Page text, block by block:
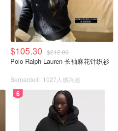
$105.30 $212.00
Polo Ralph Lauren 长袖麻花针织衫
Bernardelli 1027人感兴趣
6